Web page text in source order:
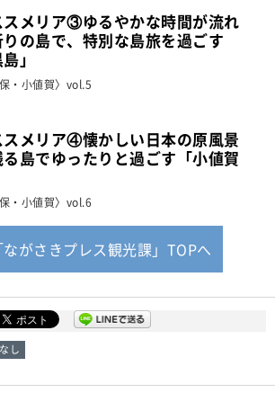
スメリア③ゆるやかな時間が流れ
の島で、特別な島旅を過ごす
」
保・小値賀〉vol.5
スメリア④懐かしい日本の原風景
島でゆったりと過ごす「小値賀
保・小値賀〉vol.6
がさきプレス観光課」TOPへ
し